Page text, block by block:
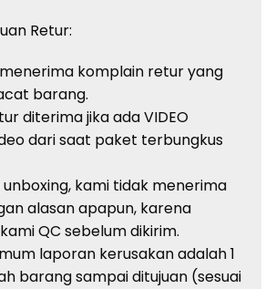
Retur:
komplain retur yang
barang.
diterima jika ada VIDEO
dari saat paket terbungkus
kami tidak menerima
alasan apapun, karena
QC sebelum dikirim.
laporan kerusakan adalah 1
barang sampai ditujuan (sesuai